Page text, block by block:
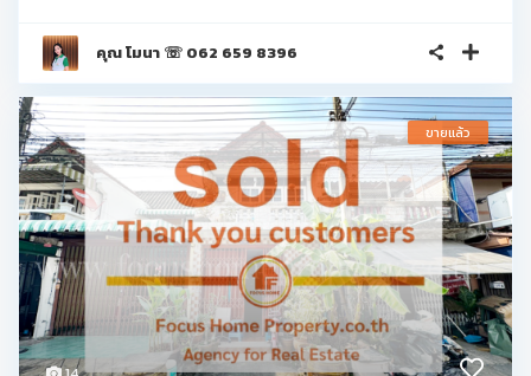
คุณ โมนา ☏ 062 659 8396
ขายแล้ว